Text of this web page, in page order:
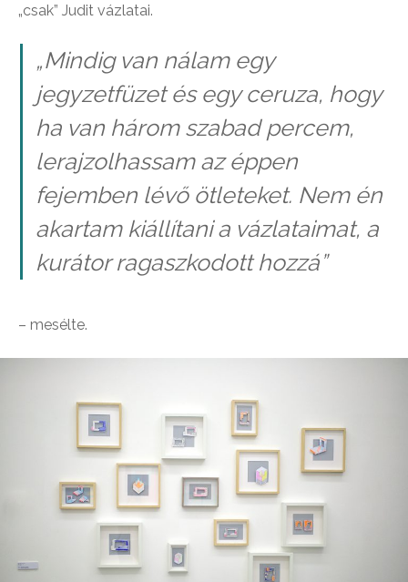
„csak” Judit vázlatai.
„Mindig van nálam egy
jegyzetfüzet és egy ceruza, hogy
ha van három szabad percem,
lerajzolhassam az éppen
fejemben lévő ötleteket. Nem én
akartam kiállítani a vázlataimat, a
kurátor ragaszkodott hozzá”
– mesélte.